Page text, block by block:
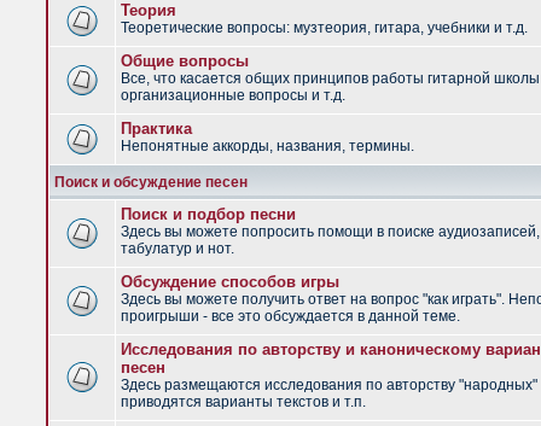
Теория
Теоретические вопросы: музтеория, гитара, учебники и т.д.
Общие вопросы
Все, что касается общих принципов работы гитарной
организационные вопросы и т.д.
Практика
Непонятные аккорды, названия, термины.
Поиск и обсуждение песен
Поиск и подбор песни
Здесь вы можете попросить помощи в поиске аудиозаписей,
табулатур и нот.
Обсуждение способов игры
Здесь вы можете получить ответ на вопрос "как играть".
проигрыши - все это обсуждается в данной теме.
Исследования по авторству и каноническому
песен
Здесь размещаются исследования по авторству "народных"
приводятся варианты текстов и т.п.